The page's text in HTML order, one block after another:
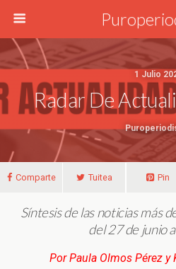
1 Julio
Radar De
Comparte Tuitea Pin
Síntesis de las noticias más
del 27 de junio
Por Paula Olmos Pérez y